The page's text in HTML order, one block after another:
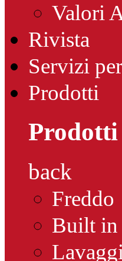
Valori
Rivista
Servizi
Prodotti
Prodotti
back
Freddo
Built in